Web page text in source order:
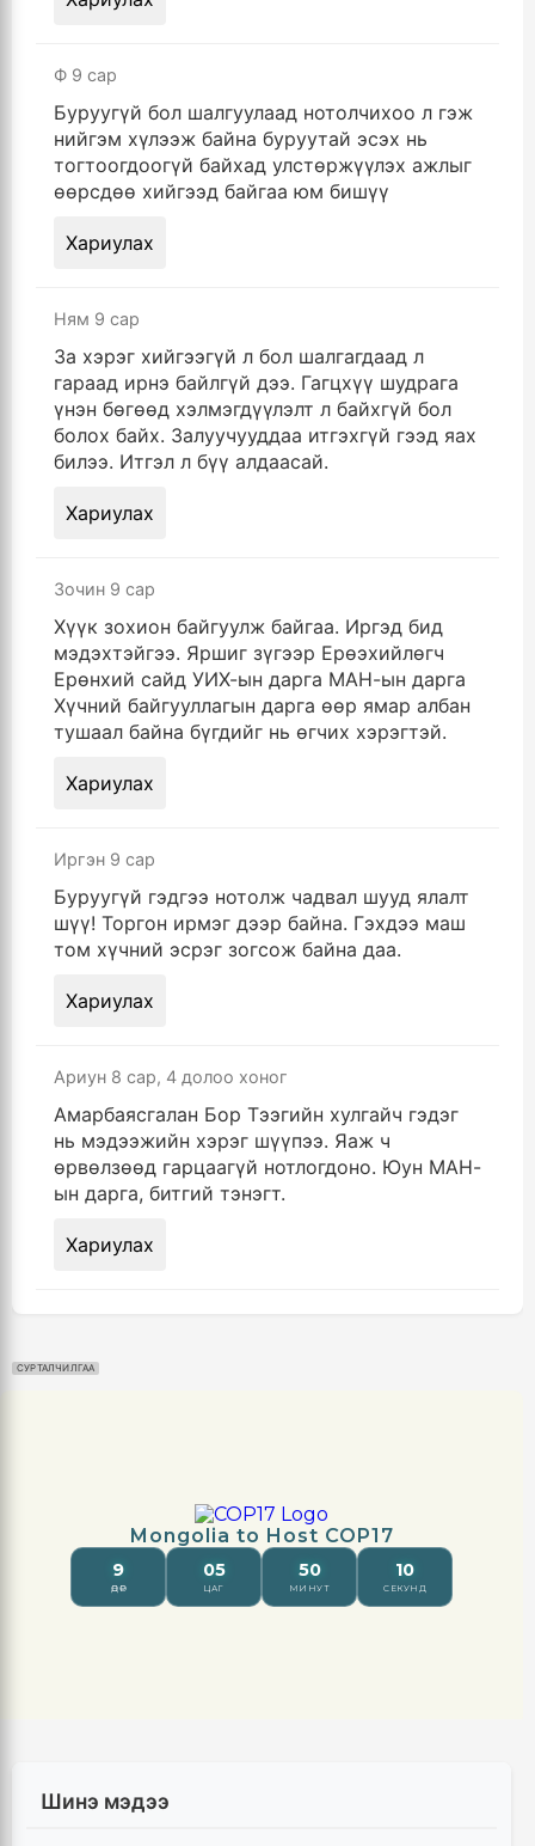
Ф 9 сар
Буруугүй бол шалгуулаад нотолчихоо л гэж
нийгэм хүлээж байна буруутай эсэх нь
тогтоогдоогүй байхад улстөржүүлэх ажлыг
өөрсдөө хийгээд байгаа юм бишүү
Хариулах
Ням 9 сар
За хэрэг хийгээгүй л бол шалгагдаад л
гараад ирнэ байлгүй дээ. Гагцхүү шудрага
үнэн бөгөөд хэлмэгдүүлэлт л байхгүй бол
болох байх. Залуучууддаа итгэхгүй гээд яах
билээ. Итгэл л бүү алдаасай.
Хариулах
Зочин 9 сар
Хүүк зохион байгуулж байгаа. Иргэд бид
мэдэхтэйгээ. Яршиг зүгээр Ерөэхийлөгч
Ерөнхий сайд УИХ-ын дарга МАН-ын дарга
Хүчний байгууллагын дарга өөр ямар албан
тушаал байна бүгдийг нь өгчих хэрэгтэй.
Хариулах
Иргэн 9 сар
Буруугүй гэдгээ нотолж чадвал шууд ялалт
шүү! Торгон ирмэг дээр байна. Гэхдээ маш
том хүчний эсрэг зогсож байна даа.
Хариулах
Ариун 8 сар, 4 долоо хоног
Амарбаясгалан Бор Тээгийн хулгайч гэдэг
нь мэдээжийн хэрэг шүүпээ. Яаж ч
өрвөлзөөд гарцаагүй нотлогдоно. Юун МАН-
ын дарга, битгий тэнэгт.
Хариулах
СУРТАЛЧИЛГАА
Шинэ мэдээ